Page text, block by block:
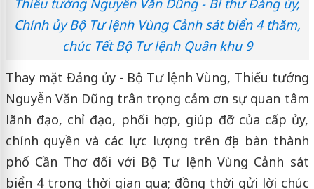
Chính ủy Bộ Tư lệnh Vùng Cảnh sát biển 4 thăm,
chúc Tết Bộ Tư lệnh Quân khu 9
Thay mặt Đảng ủy - Bộ Tư lệnh Vùng, Thiếu tướng
Nguyễn Văn Dũng trân trọng cảm ơn sự quan tâm
lãnh đạo, chỉ đạo, phối hợp, giúp đỡ của cấp ủy,
chính quyền và các lực lượng trên địa bàn thành
phố Cần Thơ đối với Bộ Tư lệnh Vùng Cảnh sát
biển 4 trong thời gian qua; đồng thời gửi lời chúc